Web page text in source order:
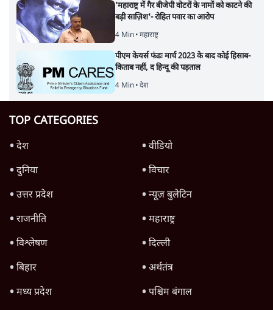
'महाराष्ट्र में गैर बीजेपी वोटरों के नामों को काटने की
बड़ी साज़िश'- रोहित पवार का आरोप
4 Min• महाराष्ट्र
पीएम केयर्स फंडः मार्च 2023 के बाद कोई हिसाब-
किताब नहीं, द हिन्दू की पड़ताल
4 Min• देश
TOP CATEGORIES
देश
वीडियो
दुनिया
विचार
उत्तर प्रदेश
न्यूज़ बुलेटिन
राजनीति
महाराष्ट्र
विश्लेषण
दिल्ली
बिहार
अर्थतंत्र
मध्य प्रदेश
पश्चिम बंगाल